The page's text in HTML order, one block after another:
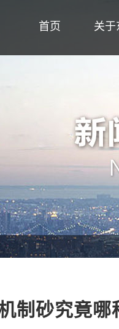
首页 关于
制砂究竟